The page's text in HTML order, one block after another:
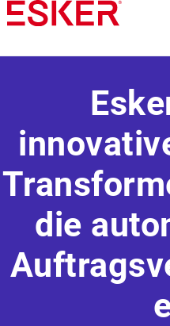
Skip
to
content
die